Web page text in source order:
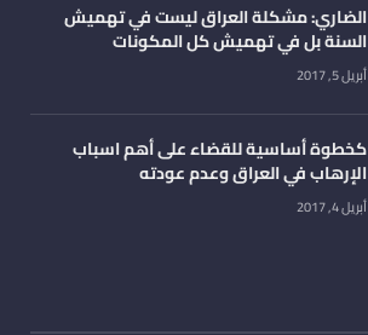
الضاري: مشكلة العراق ليست في تهميش
السنة بل في تهميش كل المكونات
أبريل 5, 2017
كخطوة أساسية للقضاء على أهم اسباب
الإرهاب في العراق وعدم عودته
أبريل 4, 2017